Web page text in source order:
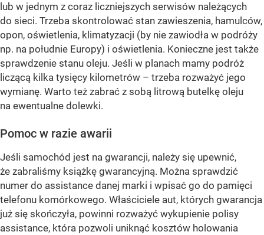
lub w jednym z coraz liczniejszych serwisów należących
do sieci. Trzeba skontrolować stan zawieszenia, hamulców,
opon, oświetlenia, klimatyzacji (by nie zawiodła w podróży
np. na południe Europy) i oświetlenia. Konieczne jest także
sprawdzenie stanu oleju. Jeśli w planach mamy podróż
liczącą kilka tysięcy kilometrów – trzeba rozważyć jego
wymianę. Warto też zabrać z sobą litrową butelkę oleju
na ewentualne dolewki.
Pomoc w razie awarii
Jeśli samochód jest na gwarancji, należy się upewnić,
że zabraliśmy książkę gwarancyjną. Można sprawdzić
numer do assistance danej marki i wpisać go do pamięci
telefonu komórkowego. Właściciele aut, których gwarancja
już się skończyła, powinni rozważyć wykupienie polisy
assistance, która pozwoli uniknąć kosztów holowania